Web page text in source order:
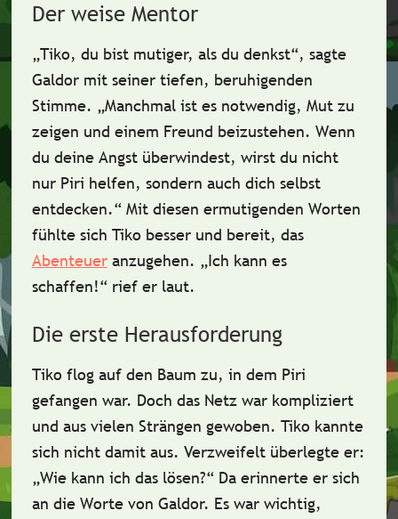
Der weise Mentor
„Tiko, du bist mutiger, als du denkst“, sagte
Galdor mit seiner tiefen, beruhigenden
Stimme. „Manchmal ist es notwendig, Mutzu
zeigen und einem Freund beizustehen. Wenn
du deine Angst überwindest, wirst du nicht
nur Piri helfen, sondern auch dich selbst
entdecken.“ Mit diesen ermutigenden Worten
fühlte sich Tiko besser und bereit, das
Abenteueranzugehen. „Ich kann es
schaffen!“ rief er laut.
Die erste Herausforderung
Tiko flog auf den Baum zu, in dem Piri
gefangen war. Doch das Netz war kompliziert
und aus vielen Strängen gewoben. Tiko kannte
sich nicht damit aus. Verzweifelt überlegte er:
„Wie kann ich das lösen?“ Da erinnerte er sich
an die Worte von Galdor. Es war wichtig,